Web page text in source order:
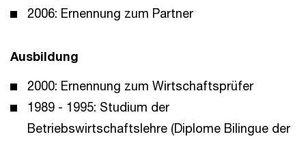
2006: Ernennung zum Partner
Ausbildung
2000: Ernennung zum Wirtschaftsprüfer
1989 - 1995: Studium der
Betriebswirtschaftslehre (Diplome Bilingue der